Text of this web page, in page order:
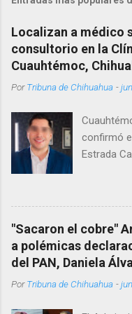
Localizan a médico
consultorio en la
Cuauhtémoc,
PorTribuna de Chihuahua -
confirmó
Estrada
Corredor
se habría
Estrada,
"Sacaron el cobre"
a polémicas
del PAN, Daniela
PorTribuna de Chihuahua -